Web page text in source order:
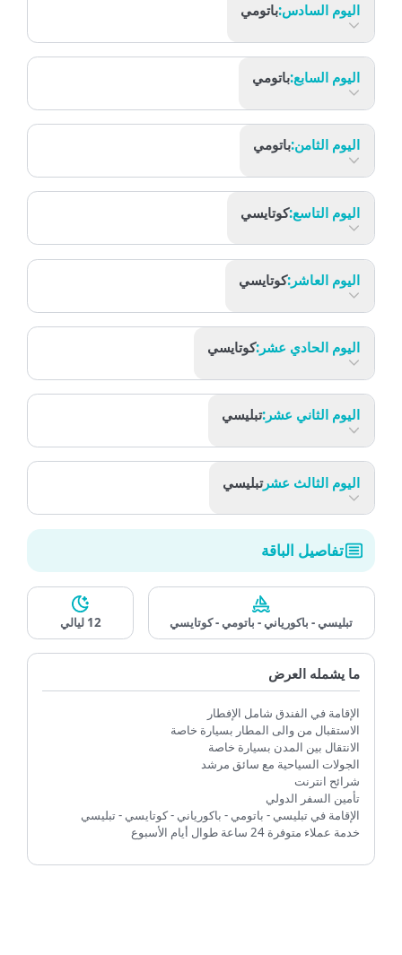
اليوم السادس:باتومي
اليوم السابع:باتومي
اليوم الثامن:باتومي
اليوم التاسع:كوتايسي
اليوم العاشر:كوتايسي
اليوم الحادي عشر:كوتايسي
اليوم الثاني عشر:
اليوم الثالث عشرتبليسي
تفاصيل الباقة
تبليسي - باكورياني - باتومي - كوتايسي 12 ليالي
ما يشمله العرض
الإقامة في الفندق شامل الإفطار
الاستقبال من والى المطار بسيارة خاصة
الانتقال بين المدن بسيارة خاصة
الجولات السياحية مع سائق مرشد
شرائح انترنت